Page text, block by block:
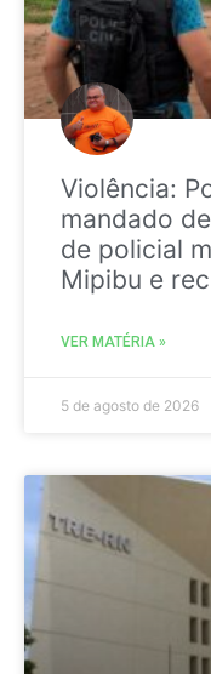
Violência:
mandado
de policial
Mipibu e
VER MATÉRIA »
5 de agosto de 2026